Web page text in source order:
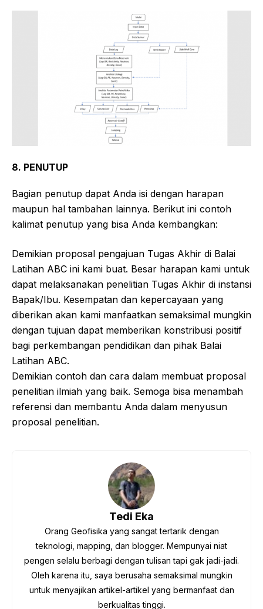
8. PENUTUP
Bagian penutup dapat Anda isi dengan harapan
maupun hal tambahan lainnya. Berikut ini contoh
kalimat penutup yang bisa Anda kembangkan:
Demikian proposal pengajuan Tugas Akhir di Balai
Latihan ABC ini kami buat. Besar harapan kami untuk
dapat melaksanakan penelitian Tugas Akhir di instansi
Bapak/Ibu. Kesempatan dan kepercayaan yang
diberikan akan kami manfaatkan semaksimal mungkin
dengan tujuan dapat memberikan konstribusi positif
bagi perkembangan pendidikan dan pihak Balai
Latihan ABC.
Demikian contoh dan cara dalam membuat proposal
penelitian ilmiah yang baik. Semoga bisa menambah
referensi dan membantu Anda dalam menyusun
proposal penelitian.
Tedi Eka
Orang Geofisika yang sangat tertarik dengan
teknologi, mapping, dan blogger. Mempunyai niat
pengen selalu berbagi dengan tulisan tapi gak jadi-jadi.
Oleh karena itu, saya berusaha semaksimal mungkin
untuk menyajikan artikel-artikel yang bermanfaat dan
berkualitas tinggi.